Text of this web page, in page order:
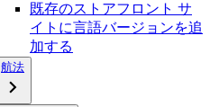
既存のストアフロント サ
イトに言語バージョンを追
加する
航法